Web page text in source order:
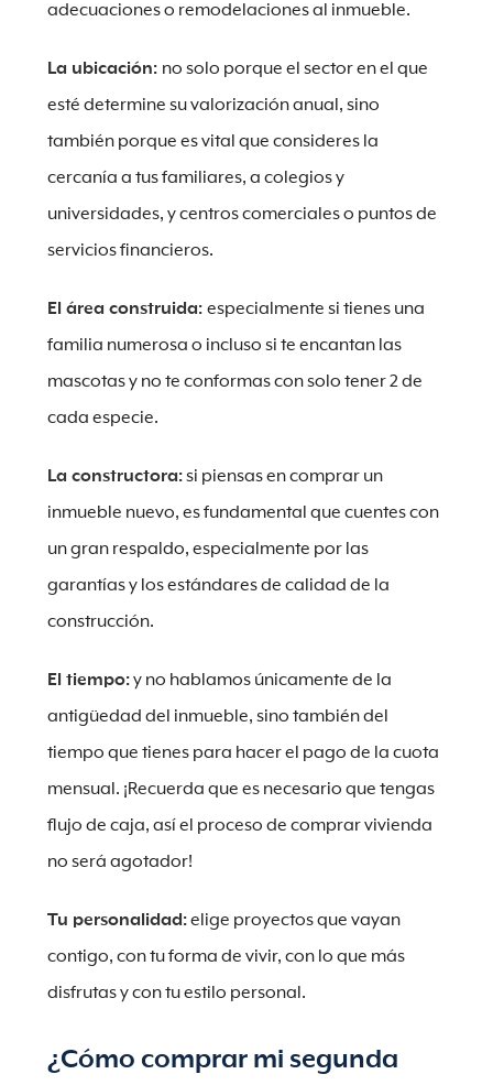
adecuaciones o remodelaciones al inmueble.
La ubicación: no solo porque el sector en el que
esté determine su valorización anual, sino
también porque es vital que consideres la
cercanía a tus familiares, a colegios y
universidades, y centros comerciales o puntos de
servicios financieros.
El área construida: especialmente si tienes una
familia numerosa o incluso si te encantan las
mascotas y no te conformas con solo tener 2 de
cada especie.
La constructora:si piensas en comprar un
inmueble nuevo, es fundamental que cuentes con
un gran respaldo, especialmente por las
garantías y los estándares de calidad de la
construcción.
El tiempo:y no hablamos únicamente de la
antigüedad del inmueble, sino también del
tiempo que tienes para hacer el pago de la cuota
mensual. ¡Recuerda que es necesario que tengas
flujo de caja, así el proceso de comprar vivienda
no será agotador!
Tu personalidad:elige proyectos que vayan
contigo, con tu forma de vivir, con lo que más
disfrutas y con tu estilo personal.
¿Cómo comprar mi segunda